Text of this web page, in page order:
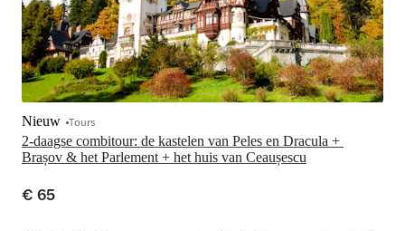
2-daagse combitour: de kastelen van Peles en Dracula +
Brașov & het Parlement + het huis van Ceaușescu
Nieuw Tours
€ 65